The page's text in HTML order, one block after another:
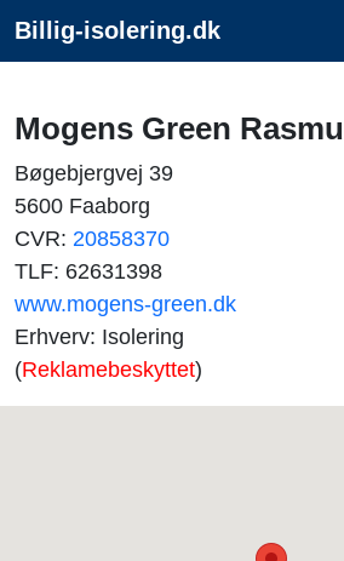
Billig-isolering.dk
Mogens Green
Bøgebjergvej 39
5600 Faaborg
CVR: 20858370
TLF: 62631398
www.mogens-green.dk
Erhverv: Isolering
(Reklamebeskyttet)